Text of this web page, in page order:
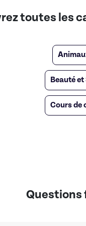
toutes les
Beauté et
Cours de
Questions